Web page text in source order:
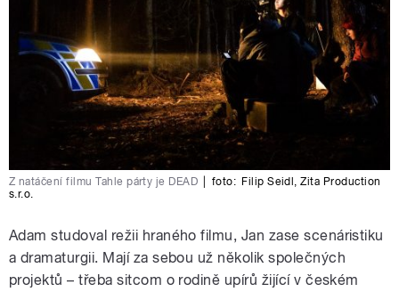
Z natáčení filmu Tahle párty je DEAD foto: Filip Seidl ,Zita Production
s.r.o.
Adam studoval režii hraného filmu, Jan zase scenáristiku
a dramaturgii. Mají za sebou už několik společných
projektů – třeba sitcom o rodině upírů žijící v českém